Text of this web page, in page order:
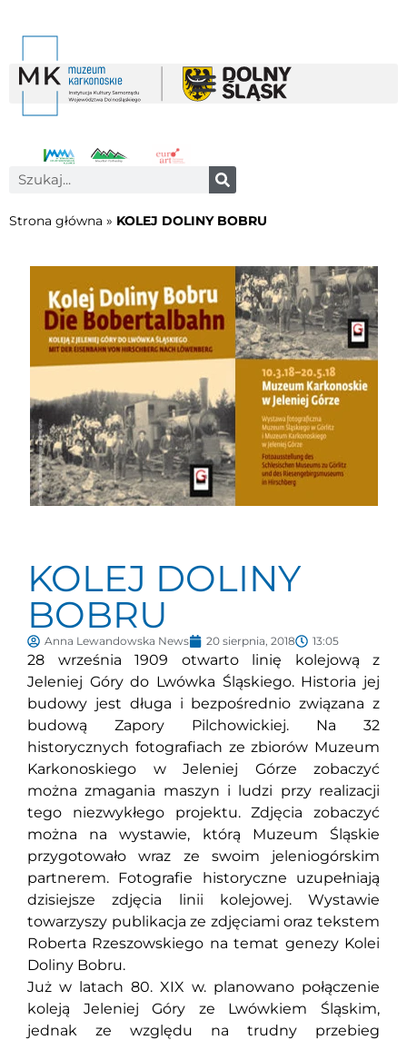
Strona główna » KOLEJ DOLINY BOBRU
KOLEJ DOLINY
BOBRU
Anna Lewandowska News 20 sierpnia, 2018 13:05
28 września 1909 otwarto linię kolejową z
Jeleniej Góry do Lwówka Śląskiego. Historia jej
budowy jest długa i bezpośrednio związana z
budową Zapory Pilchowickiej. Na 32
historycznych fotografiach ze zbiorów Muzeum
Karkonoskiego w Jeleniej Górze zobaczyć
można zmagania maszyn i ludzi przy realizacji
tego niezwykłego projektu. Zdjęcia zobaczyć
można na wystawie, którą Muzeum Śląskie
przygotowało wraz ze swoim jeleniogórskim
partnerem. Fotografie historyczne uzupełniają
dzisiejsze zdjęcia linii kolejowej. Wystawie
towarzyszy publikacja ze zdjęciami oraz tekstem
Roberta Rzeszowskiego na temat genezy Kolei
Doliny Bobru.
Już w latach 80. XIX w. planowano połączenie
koleją Jeleniej Góry ze Lwówkiem Śląskim,
jednak ze względu na trudny przebieg